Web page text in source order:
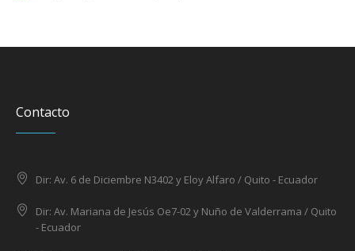
Contacto
Dir: Av. 6 de Diciembre N3402 y Eloy Alfaro / Quito - Ecuador
Dir: Av. Mariana de Jesús Oe7-02 y Nuño de Valderrama / Quito
- Ecuador